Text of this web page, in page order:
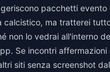
pacchetti evento
calcistico, ma tratterei
non lo vedrai all'interno
Se incontri
siti senza screenshot